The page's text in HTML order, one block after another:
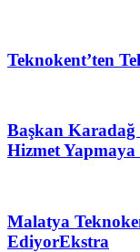
Teknokent’ten
Başkan Karadağ
Hizmet
Malatya
EdiyorEkstra